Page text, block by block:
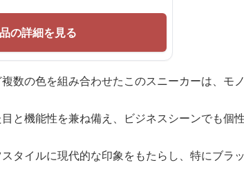
の詳細を見る
数の色を組み合わせたこのスニーカーは、モ
と機能性を兼ね備え、ビジネスシーンでも個
タイルに現代的な印象をもたらし、特にブラ